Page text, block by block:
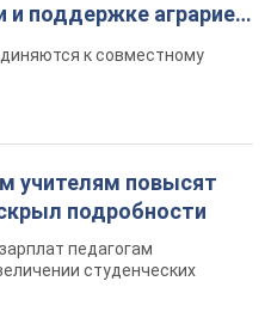
и поддержке аграриев.
к совместному
учителям повысят
подробности
педагогам
студенческих